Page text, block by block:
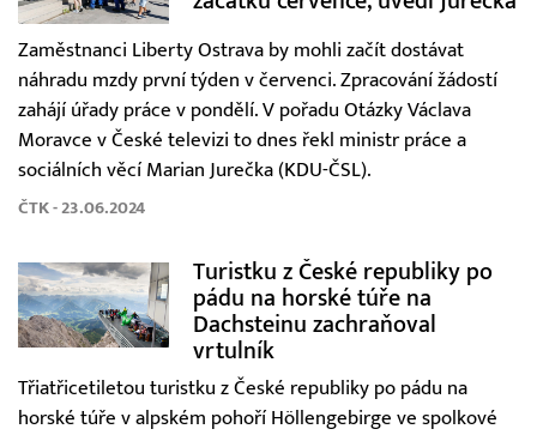
Zaměstnanci Liberty Ostrava by mohli začít dostávat
náhradu mzdy první týden v červenci. Zpracování žádostí
zahájí úřady práce v pondělí. V pořadu Otázky Václava
Moravce v České televizi to dnes řekl ministr práce a
sociálních věcí Marian Jurečka (KDU-ČSL).
ČTK - 23.06.2024
Turistku z České republiky po
pádu na horské túře na
Dachsteinu zachraňoval
vrtulník
Třiatřicetiletou turistku z České republiky po pádu na
horské túře v alpském pohoří Höllengebirge ve spolkové